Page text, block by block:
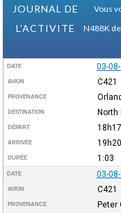
JOURNAL DE
L'ACTIVITE
Vous
N488K
DATE 03-
AVION C421
PROVENANCE
DESTINATION North
DÉPART 18h17
ARRIVÉE 19h20
DURÉE 1:03
DATE 03-
AVION C421
PROVENANCE Peter